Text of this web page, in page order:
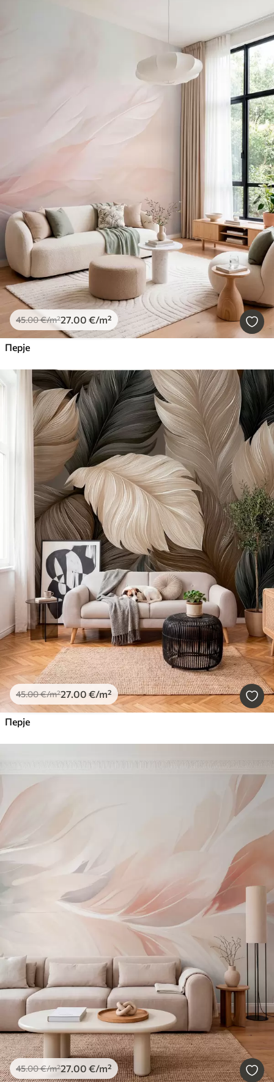
45.00€/m²27.00 €/m²
Перје
45.00€/m²27.00 €/m²
Перје
45.00€/m²27.00 €/m²